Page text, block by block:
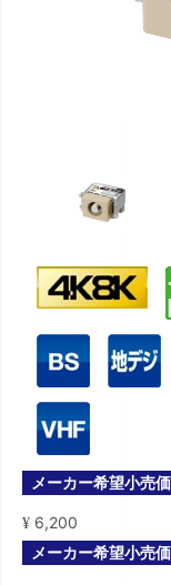
メーカー希望小売価
¥ 6,200
メーカー希望小売価